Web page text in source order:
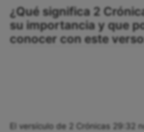
¿Qué significa 2
su importancia y que
conocer con este
El versículo de 2 Crónicas 29:32